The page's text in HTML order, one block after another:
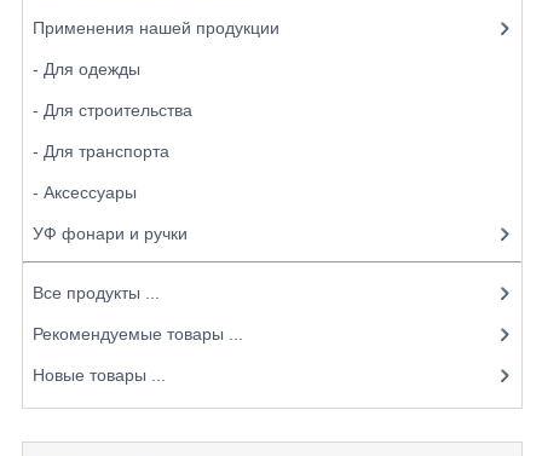
Применения нашей продукции
- Для одежды
- Для строительства
- Для транспорта
- Аксессуары
УФ фонари и ручки
Все продукты ...
Рекомендуемые товары ...
Новые товары ...